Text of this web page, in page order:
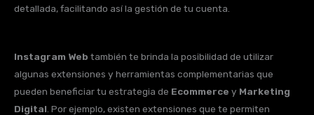
detallada, facilitando así la gestión de tu cuenta.
Instagram Web también te brinda la posibilidad de utilizar
algunas extensiones y herramientas complementarias que
pueden beneficiar tu estrategia de Ecommerce y Marketing
Digital . Por ejemplo, existen extensiones que te permiten